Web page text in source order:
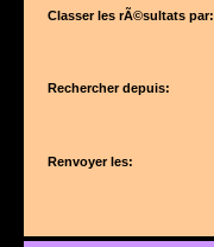
Classer les rÃ©sultats par:
Rechercher depuis:
Renvoyer les: